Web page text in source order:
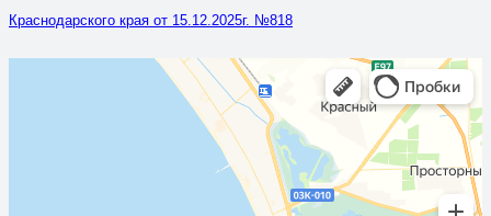
Краснодарского края от 15.12.2025г. №818